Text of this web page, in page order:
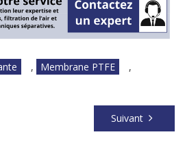
, Membrane PTFE
,
Suivant